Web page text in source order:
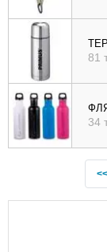
81
34
<<